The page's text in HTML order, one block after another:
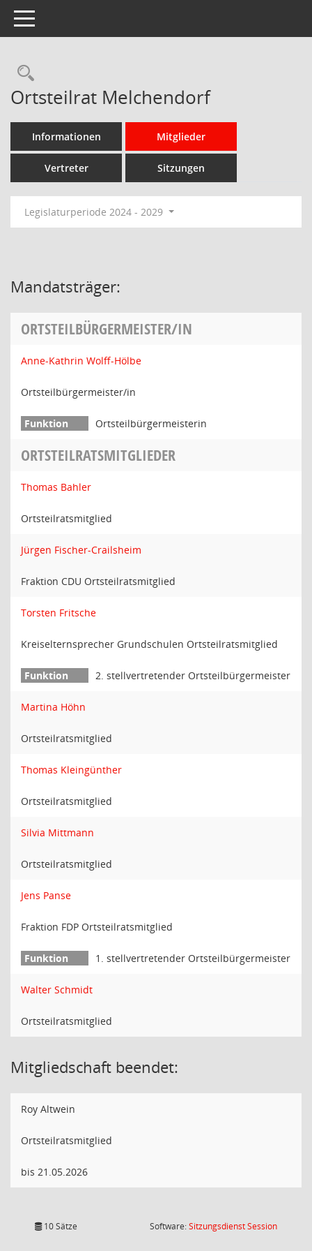
Toggle navigation
Rechercheauswahl
Ortsteilrat Melchendorf
Informationen Mitglieder
Vertreter Sitzungen
Legislaturperiode 2024 - 2029
Mandatsträger:
ORTSTEILBÜRGERMEISTER/IN
Anne-Kathrin Wolff-Hölbe
Ortsteilbürgermeister/in
Ortsteilbürgermeisterin
ORTSTEILRATSMITGLIEDER
Thomas Bahler
Ortsteilratsmitglied
Jürgen Fischer-Crailsheim
Fraktion CDU Ortsteilratsmitglied
Torsten Fritsche
Kreiselternsprecher Grundschulen Ortsteilratsmitglied
2. stellvertretender Ortsteilbürgermeister
Martina Höhn
Ortsteilratsmitglied
Thomas Kleingünther
Ortsteilratsmitglied
Silvia Mittmann
Ortsteilratsmitglied
Jens Panse
Fraktion FDP Ortsteilratsmitglied
1. stellvertretender Ortsteilbürgermeister
Walter Schmidt
Ortsteilratsmitglied
Mitgliedschaft beendet:
Roy Altwein
Ortsteilratsmitglied
bis 21.05.2026
10 Sätze Software:SitzungsdienstSession(Wird in